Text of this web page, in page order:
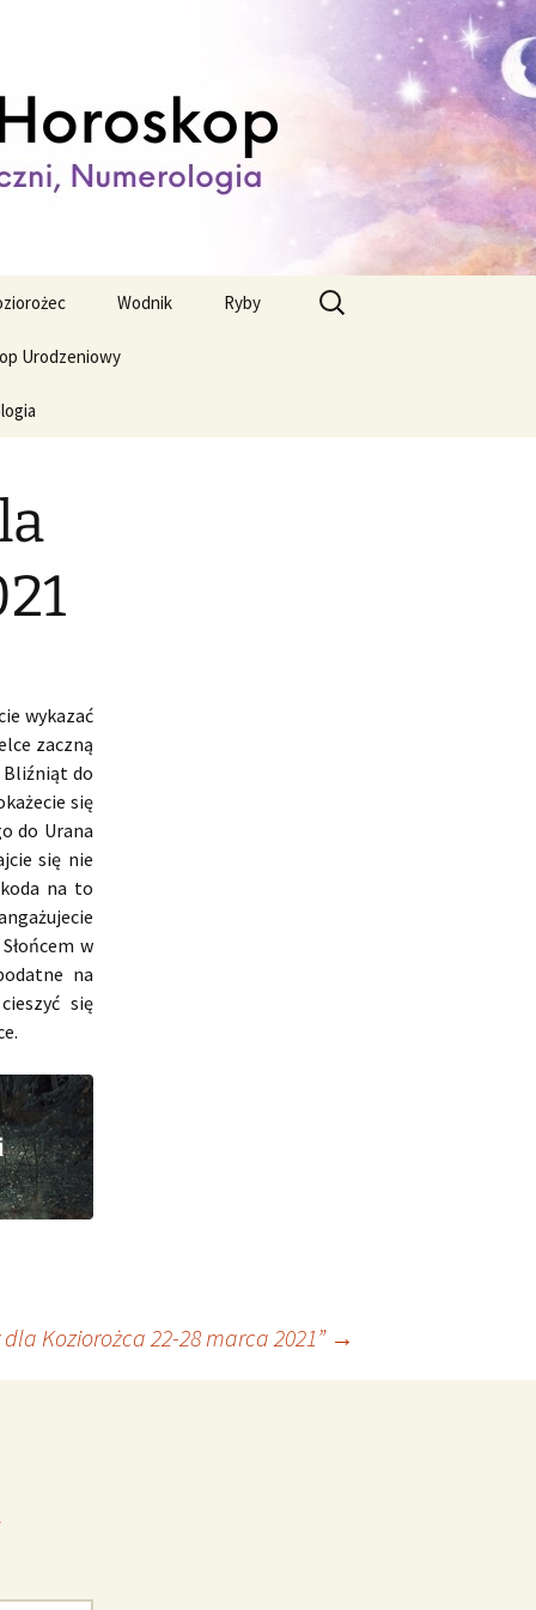
Wodnik Ryby
Urodzeniowy
Szukaj:
wykazać
zaczną
Bliźniąt do
się
do Urana
się nie
na to
w
na
się
Koziorożca 22-28 marca 2021” →